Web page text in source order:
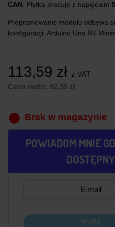
CAN. Płytka pracuje z napięciem
Programowanie modułu odbywa
konfiguracji. Arduino Uno R4
113,59 zł z VAT
Cena netto: 92,35 zł
Brak w magazynie
POWIADOM MNIE
DOSTĘPNY
Wyślij